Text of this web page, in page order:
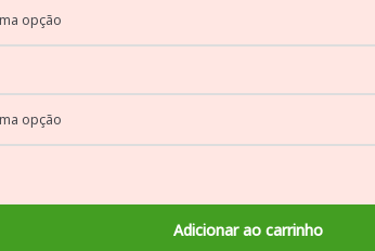
Adicionar ao carrinho